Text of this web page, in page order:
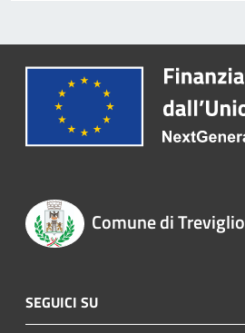
Comune di Treviglio
SEGUICI SU